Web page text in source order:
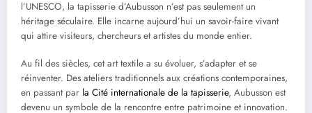
l’UNESCO, la tapisserie d’Aubusson n’est pas seulement un
héritage séculaire. Elle incarne aujourd’hui un savoir-faire vivant
qui attire visiteurs, chercheurs et artistes du monde entier.
Au fil des siècles, cet art textile a su évoluer, s’adapter et se
réinventer. Des ateliers traditionnels aux créations contemporaines,
en passant par la Cité internationale de la tapisserie, Aubusson est
devenu un symbole de la rencontre entre patrimoine et innovation.